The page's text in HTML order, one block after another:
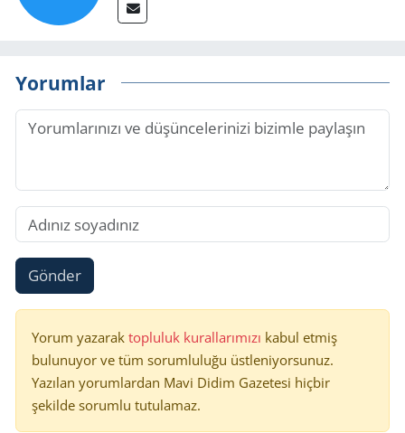
Yorumlar
Gönder
Yorum yazarak topluluk kurallarımızı kabul etmiş
bulunuyor ve tüm sorumluluğu üstleniyorsunuz.
Yazılan yorumlardan Mavi Didim Gazetesi hiçbir
şekilde sorumlu tutulamaz.